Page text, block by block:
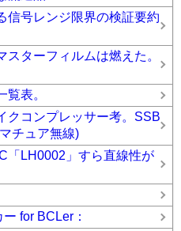
信号レンジ限界の検証要約
ターフィルムは燃えた。
覧表。
クコンプレッサー考。SSB
チュア無線)
LH0002」すら直線性が
ー for BCLer：